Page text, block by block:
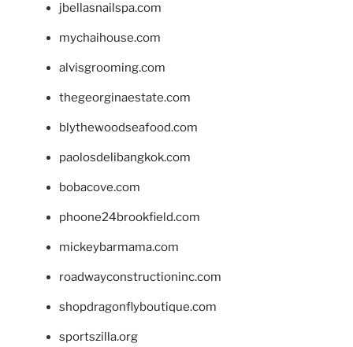
jbellasnailspa.com
mychaihouse.com
alvisgrooming.com
thegeorginaestate.com
blythewoodseafood.com
paolosdelibangkok.com
bobacove.com
phoone24brookfield.com
mickeybarmama.com
roadwayconstructioninc.com
shopdragonflyboutique.com
sportszilla.org